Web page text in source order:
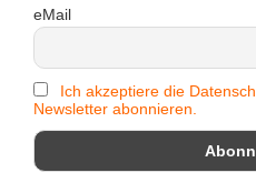
eMail
Ich akzeptiere die
Newsletter abonnieren.